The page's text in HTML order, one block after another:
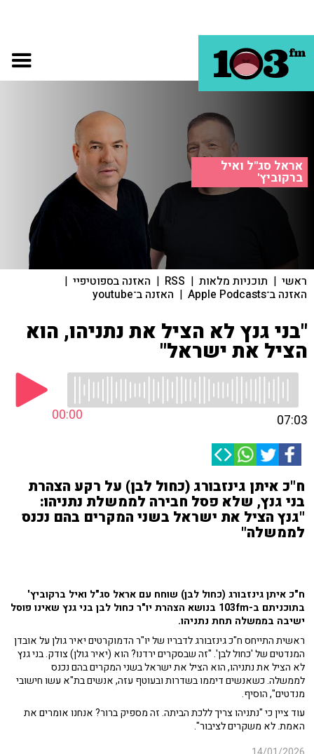
אראל סג"ל ואיל
ברקוביץ'
ראשי | תוכניות מלאות |
RSS
| האזנה בספוטיפיי |
האזנה ב־Apple Podcasts | האזנה ב־youtube
"בני גנץ לא הציל את נתניהו, הוא
הציל את ישראל"
00:00 07:03
ח"כ איתן גינזבורג (כחול לבן) על רקע הצהרת
בני גנץ, שלא פסל חבירה לממשלת נתניהו:
"גנץ הציל את ישראל בשני המקרים בהם נכנס
לממשלה"
ח"כ איתן גינזבורג (כחול לבן) שוחח עם אראל סג"ל ואיל ברקוביץ'
בתוכניתם ב-103fm בנושא הצהרת יו"ר כחול לבן בני גנץ שאינו פוסל
ישיבה בממשלה תחת נתניהו.
ראשית התייחס ח"כ גינזבורג לדבריו של יו"ר הדמוקרטים יאיר גולן על אובדן
המנדטים של 'כחול לבן'. "זה שבסקרים ירדנו? הוא (יאיר גולן) צודק. בני גנץ
לא הציל את נתניהו, הוא הציל את ישראל בשני המקרים בהם נכנס
לממשלה. כשאנשים דיממו בשדרות ובעוטף עזה, אנשים בת"א עשו חישובי
מנדטים", הוסיף.
עוד ציין כי "נתניהו צריך ללכת הביתה. זה מספיק ברור? אנחנו אומרים את
האמת. לא משקרים לציבור".